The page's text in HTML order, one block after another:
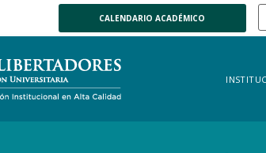
CALENDARIO ACADÉMICO